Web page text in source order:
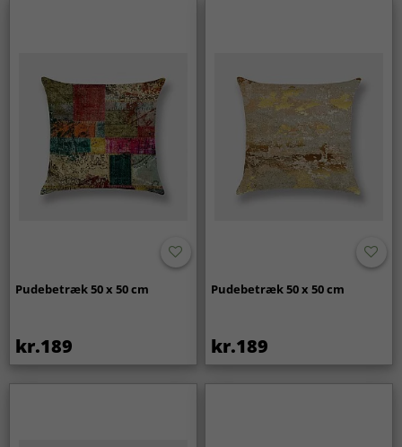
Pudebetræk 50 x 50 cm
kr.189
Pudebetræk 50 x 50 cm
kr.189